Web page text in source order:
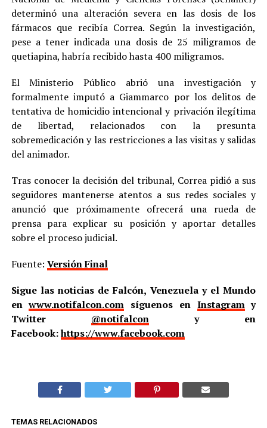
determinó una alteración severa en las dosis de los
fármacos que recibía Correa. Según la investigación,
pese a tener indicada una dosis de 25 miligramos de
quetiapina, habría recibido hasta 400 miligramos.
El Ministerio Público abrió una investigación y
formalmente imputó a Giammarco por los delitos de
tentativa de homicidio intencional y privación ilegítima
de libertad, relacionados con la presunta
sobremedicación y las restricciones a las visitas y salidas
del animador.
Tras conocer la decisión del tribunal, Correa pidió a sus
seguidores mantenerse atentos a sus redes sociales y
anunció que próximamente ofrecerá una rueda de
prensa para explicar su posición y aportar detalles
sobre el proceso judicial.
Fuente: Versión Final
Sigue las noticias de Falcón, Venezuela y el Mundo
enwww.notifalcon.com síguenos en Instagramy
Twitter @notifalcony en
Facebook:https://www.facebook.com
TEMAS RELACIONADOS